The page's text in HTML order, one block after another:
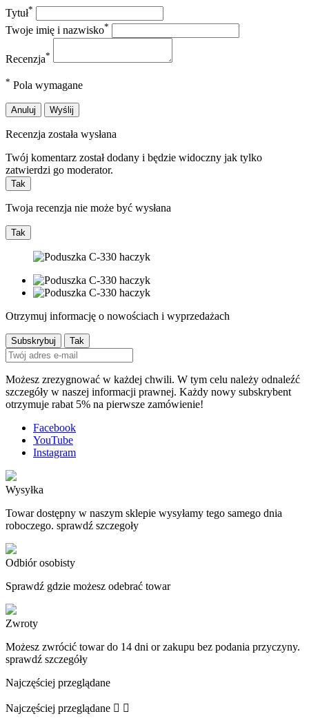
Tytuł*
Twoje imię i nazwisko*
Recenzja*
* Pola wymagane
Anuluj Wyślij
Recenzja została wysłana
Twój komentarz został dodany i będzie widoczny jak tylko
zatwierdzi go moderator.
Tak
Twoja recenzja nie może być wysłana
Tak
Otrzymuj informację o nowościach i wyprzedażach
Możesz zrezygnować w każdej chwili. W tym celu należy odnaleźć
szczegóły w naszej informacji prawnej. Każdy nowy subskrybent
otrzymuje rabat 5% na pierwsze zamówienie!
Facebook
YouTube
Instagram
Wysyłka
Towar dostępny w naszym sklepie wysyłamy tego samego dnia
roboczego. sprawdź szczegoły
Odbiór osobisty
Sprawdź gdzie możesz odebrać towar
Zwroty
Możesz zwrócić towar do 14 dni or zakupu bez podania przyczyny.
sprawdź szczegóły
Najczęściej przeglądane
Najczęściej przeglądane  